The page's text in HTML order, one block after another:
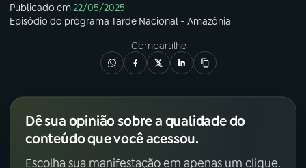
Publicado em22/05/2025
Episódio do programa Tarde Nacional - Amazônia
Compartilhe
Dê sua opinião sobre a qualidade do
conteúdo que você acessou.
Escolha sua manifestação em apenas um clique.